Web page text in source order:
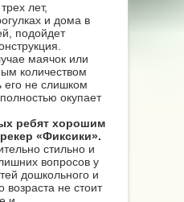
лет,
и дома в
подойдет
маячок или
количеством
его не слишком
окупает
ребят хорошим
«Фиксики».
стильно и
вопросов у
дошкольного и
не стоит